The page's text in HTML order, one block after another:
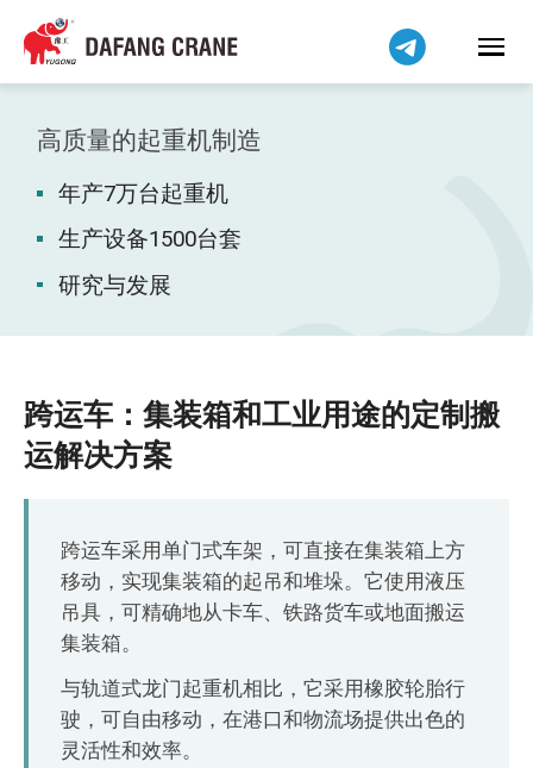
高质量的起重机制造
年产7万台起重机
生产设备1500台套
研究与发展
跨运车：集装箱和工业用途的定制搬
运解决方案
跨运车采用单门式车架，可直接在集装箱上方
移动，实现集装箱的起吊和堆垛。它使用液压
吊具，可精确地从卡车、铁路货车或地面搬运
集装箱。
与轨道式龙门起重机相比，它采用橡胶轮胎行
驶，可自由移动，在港口和物流场提供出色的
灵活性和效率。
हिन्दी
Bahasa Indonesia
Bahasa Melayu
Tiếng Việt
বাংলা
فارسی
Pilipino
اردو
Беларуская мова
Kiswahili
Dansk
Norsk
O‘zbekcha